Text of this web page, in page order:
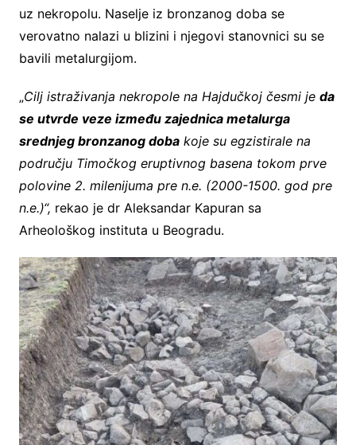
uz nekropolu. Naselje iz bronzanog doba se
verovatno nalazi u blizini i njegovi stanovnici su se
bavili metalurgijom.
„Cilj istraživanja nekropole na Hajdučkoj česmi je da
se utvrde veze između zajednica metalurga
srednjeg bronzanog dobakoje su egzistirale na
području Timočkog eruptivnog basena tokom prve
polovine 2. milenijuma pre n.e. (2000-1500. god pre
n.e.)“, rekao je dr Aleksandar Kapuran sa
Arheološkog instituta u Beogradu.